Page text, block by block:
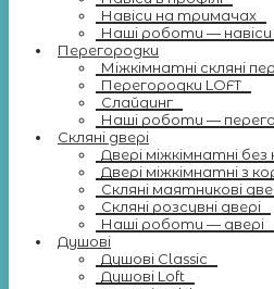
Навіси на тримачах
Наші роботи — навіси
Перегородки
Міжкімнатні скляні
Перегородки LOFT
Слайдинг
Наші роботи —
Скляні двері
Двері міжкімнатні
Двері міжкімнатні з
Скляні маятникові
Скляні розсувні двері
Наші роботи — двері
Душові
Душові Classic
Душові Loft